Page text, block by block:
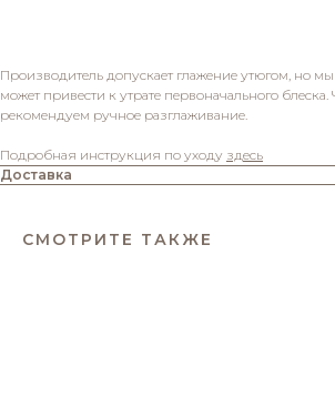
Производитель допускает глажение утюгом, но
может привести к утрате первоначального
рекомендуем ручное разглаживание.
Подробная инструкция по уходу здесь
Доставка
СМОТРИТЕ ТАКЖЕ